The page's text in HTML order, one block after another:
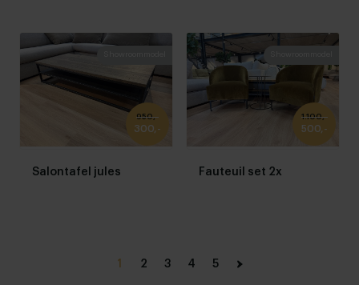
950,-
300,-
Salontafel jules
1.100,-
500,-
Fauteuil set 2x
1 2 3 4 5